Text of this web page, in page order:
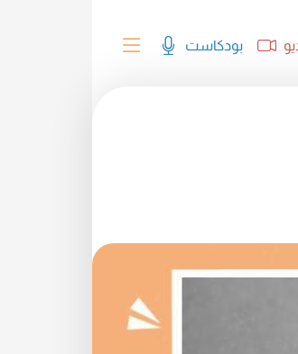
بودكاست